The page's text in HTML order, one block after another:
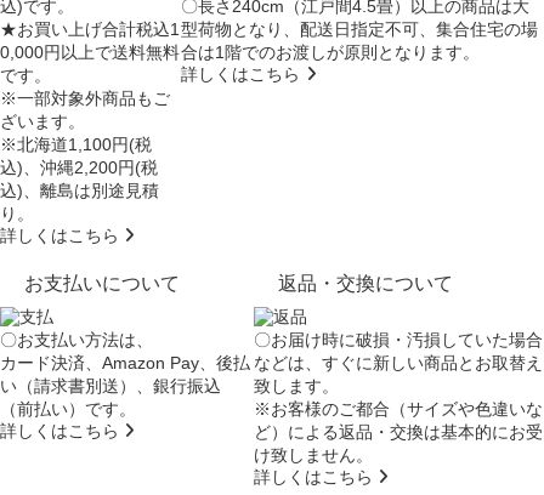
込)です。
★お買い上げ合計税込1
0,000円以上で送料無料
です。
※一部対象外商品もご
ざいます。
※北海道1,100円(税
込)、沖縄2,200円(税
込)、離島は別途見積
り。
詳しくはこちら
〇長さ240cm（江戸間4.5畳）以上の商品は大
型荷物となり、配送日指定不可 、集合住宅の場
合は1階でのお渡しが原則となります。
詳しくはこちら
お支払いについて
〇お支払い方法は、
カード決済、Amazon Pay、後払
い（請求書別送）、銀行振込
（前払い）です。
詳しくはこちら
返品・交換について
〇お届け時に破損・汚損していた場合
などは、すぐに新しい商品とお取替え
致します。
※お客様のご都合（サイズや色違いな
ど）による返品・交換は基本的にお受
け致しません。
詳しくはこちら